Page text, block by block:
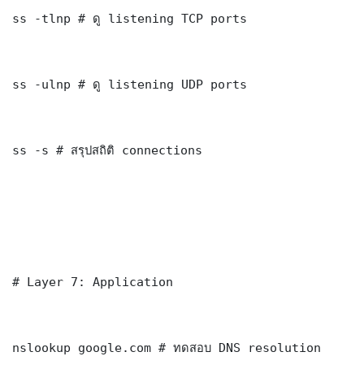
ss -tlnp # ดู listening TCP ports
ss -ulnp # ดู listening UDP ports
ss -s # สรุปสถิติ connections
# Layer 7: Application
nslookup google.com # ทดสอบ DNS resolution